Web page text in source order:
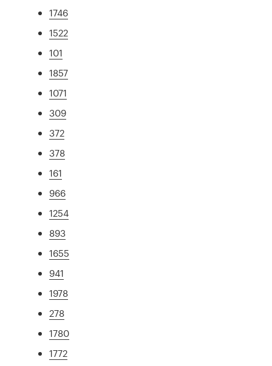
1746
1522
101
1857
1071
309
372
378
161
966
1254
893
1655
941
1978
278
1780
1772